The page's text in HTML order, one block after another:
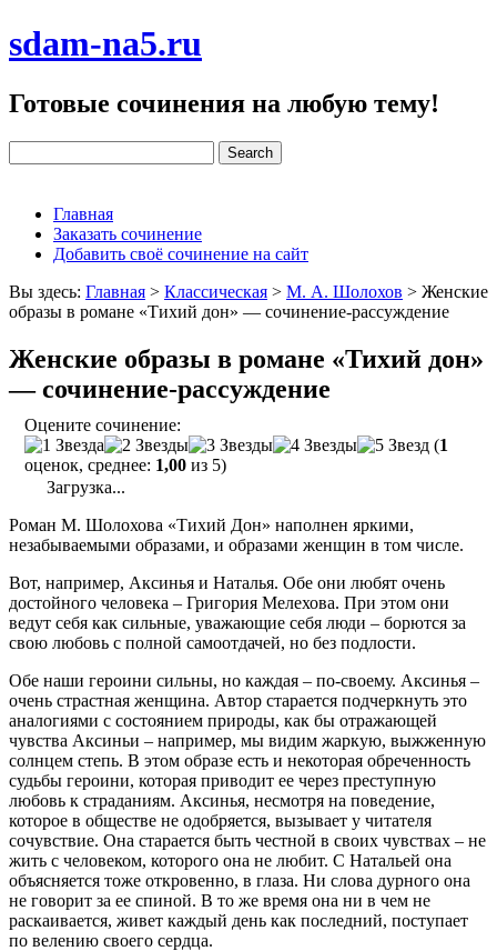
sdam-na5.ru
Готовые сочинения на любую тему!
Главная
Заказать сочинение
Добавить своё сочинение на сайт
Вы здесь: Главная > Классическая > М. А. Шолохов > Женские
образы в романе «Тихий дон» — сочинение-рассуждение
Женские образы в романе «Тихий дон»
— сочинение-рассуждение
Оцените сочинение:
(1
оценок, среднее: 1,00 из 5)
Загрузка...
Роман М. Шолохова «Тихий Дон» наполнен яркими,
незабываемыми образами, и образами женщин в том числе.
Вот, например, Аксинья и Наталья. Обе они любят очень
достойного человека – Григория Мелехова. При этом они
ведут себя как сильные, уважающие себя люди – борются за
свою любовь с полной самоотдачей, но без подлости.
Обе наши героини сильны, но каждая – по-своему. Аксинья –
очень страстная женщина. Автор старается подчеркнуть это
аналогиями с состоянием природы, как бы отражающей
чувства Аксиньи – например, мы видим жаркую, выжженную
солнцем степь. В этом образе есть и некоторая обреченность
судьбы героини, которая приводит ее через преступную
любовь к страданиям. Аксинья, несмотря на поведение,
которое в обществе не одобряется, вызывает у читателя
сочувствие. Она старается быть честной в своих чувствах – не
жить с человеком, которого она не любит. С Натальей она
объясняется тоже откровенно, в глаза. Ни слова дурного она
не говорит за ее спиной. В то же время она ни в чем не
раскаивается, живет каждый день как последний, поступает
по велению своего сердца.